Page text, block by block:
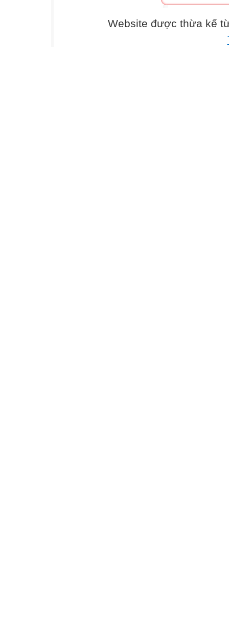
Website được thừa kế